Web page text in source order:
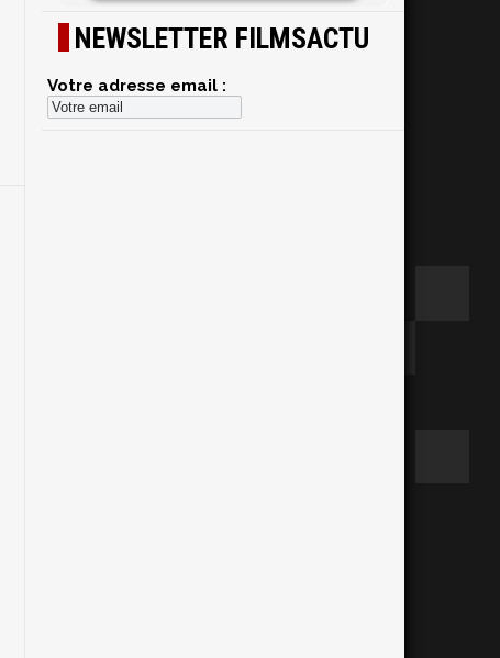
NEWSLETTER FILMSACTU
Votre adresse email :